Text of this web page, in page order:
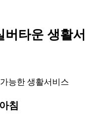
타운 생활서
능한 생활서비스
침